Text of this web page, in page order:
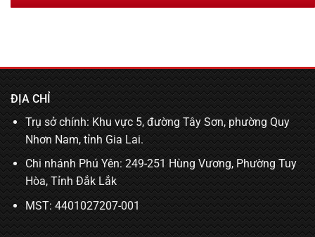
ĐỊA CHỈ
Trụ sở chính: Khu vực 5, đường Tây Sơn, phường Quy
Nhơn Nam, tỉnh Gia Lai.
Chi nhánh Phú Yên: 249-251 Hùng Vương, Phường Tuy
Hòa, Tỉnh Đắk Lắk
MST: 4401027207-001